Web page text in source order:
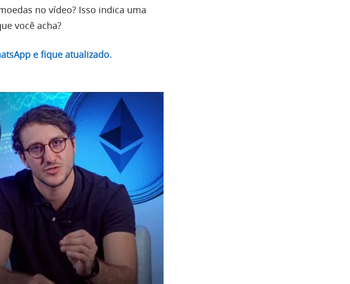
no vídeo? Isso indica uma
você acha?
e fique atualizado.